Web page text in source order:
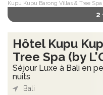
Kupu Kupu Barong Villas & Tree
2
Hôtel Kupu
Tree Spa (by
Séjour Luxe à Bali en
nuits
Bali